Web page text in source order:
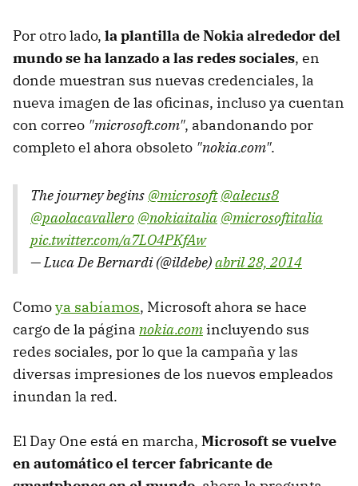
Por otro lado, la plantilla de Nokia alrededor del
mundo se ha lanzado a las redes sociales, en
donde muestran sus nuevas credenciales, la
nueva imagen de las oficinas, incluso ya cuentan
con correo "microsoft.com", abandonando por
completo el ahora obsoleto "nokia.com".
The journey begins @microsoft @alecus8
@paolacavallero @nokiaitalia @microsoftitalia
pic.twitter.com/a7LO4PKfAw
— Luca De Bernardi (@ildebe)abril 28, 2014
Comoya sabíamos, Microsoft ahora se hace
cargo de la página nokia.com incluyendo sus
redes sociales, por lo que la campaña y las
diversas impresiones de los nuevos empleados
inundan la red.
El Day One está en marcha, Microsoft se vuelve
en automático el tercer fabricante de